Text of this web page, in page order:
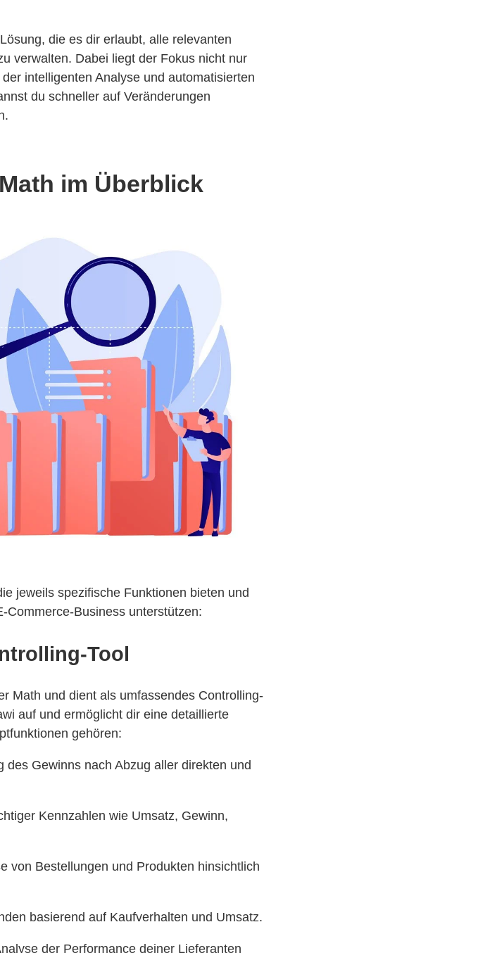
die es dir erlaubt, alle relevanten
verwalten. Dabei liegt der Fokus nicht nur
intelligenten Analyse und automatisierten
du schneller auf Veränderungen
im Überblick
jeweils spezifische Funktionen bieten und
Commerce-Business unterstützen:
Tool
Math und dient als umfassendes Controlling-
auf und ermöglicht dir eine detaillierte
gehören:
des Gewinns nach Abzug aller direkten und
Kennzahlen wie Umsatz, Gewinn,
von Bestellungen und Produkten hinsichtlich
basierend auf Kaufverhalten und Umsatz.
der Performance deiner Lieferanten